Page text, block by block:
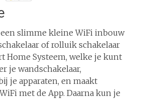
een slimme kleine WiFi inbouw
of rolluik schakelaar
Home Systeem, welke je kunt
je wandschakelaar,
je apparaten, en maakt
met de App. Daarna kun je